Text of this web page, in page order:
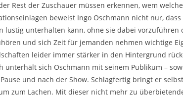
Rest der Zuschauer müssen erkennen, wem
beweist Ingo Oschmann nicht nur,
lustig unterhalten kann, ohne sie dabei vorzuführen
und sich Zeit für jemanden nehmen wichtige
leider immer stärker in den Hintergrund
unterhält sich Oschmann mit seinem Publikum –
und nach der Show. Schlagfertig bringt er
zum Lachen. Mit dieser nicht mehr zu